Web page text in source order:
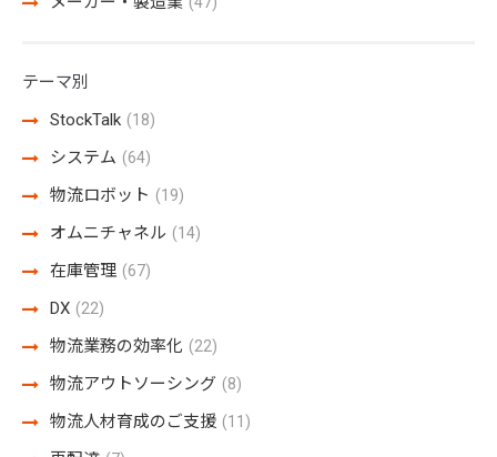
テーマ別
StockTalk (18)
システム (64)
物流ロボット (19)
オムニチャネル (14)
在庫管理 (67)
DX (22)
物流業務の効率化 (22)
物流アウトソーシング (8)
物流人材育成のご支援 (11)